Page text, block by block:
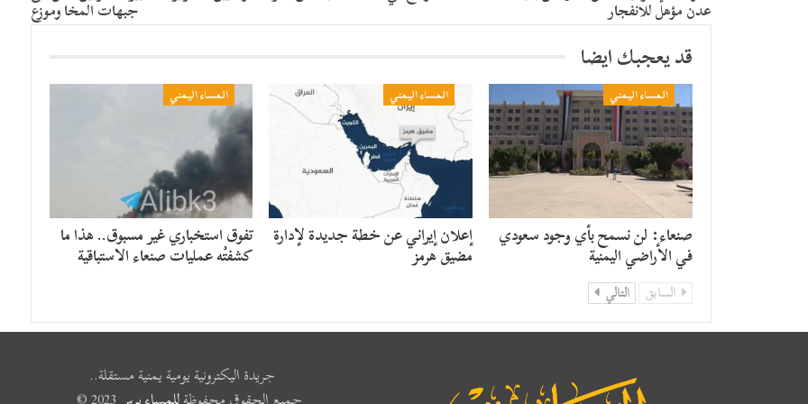
عدن مؤهل للانفجار جبهات المخا وموزع
قد يعجبك ايضا
المساء اليمني
صنعاء: لن نسمح بأي وجود سعودي
في الأراضي اليمنية
المساء اليمني
إعلان إيراني عن خطة جديدة لإدارة
مضيق هرمز
المساء اليمني
تفوق استخباري غير مسبوق.. هذا ما
كشفتْه عمليات صنعاء الاستباقية
السابق التالي
جريدة اليكترونية يومية يمنية مستقلة..